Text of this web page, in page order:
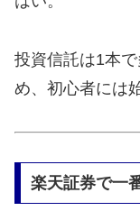
投資信託は1本
め、初心者には
楽天証券で一